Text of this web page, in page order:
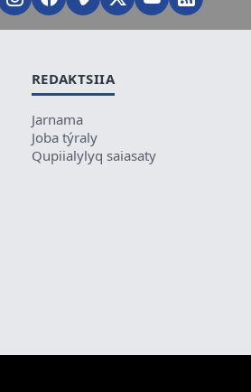
REDAKTSIIA
Jarnama
Joba týraly
Qupiialylyq saiasaty